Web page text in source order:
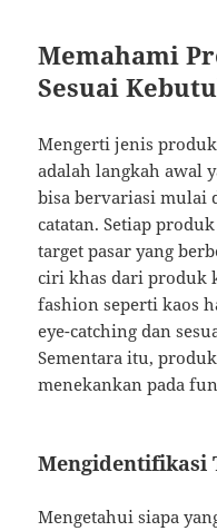
Memahami
Sesuai
Mengerti jenis
adalah langkah awal
bisa bervariasi mulai
catatan. Setiap
target pasar yang
ciri khas dari produk
fashion seperti kaos
eye-catching dan
Sementara itu,
menekankan pada
Mengidentifikasi
Mengetahui siapa